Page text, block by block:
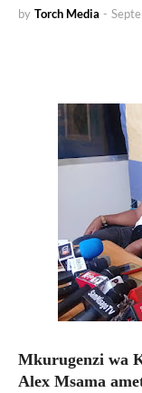
by Torch Media -
Mkurugenzi wa
Alex Msama